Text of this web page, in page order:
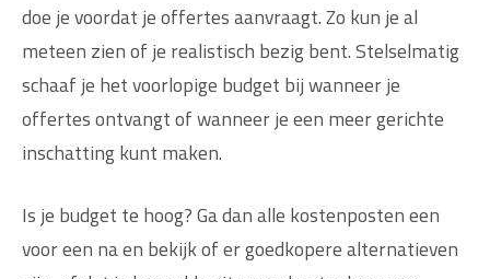
doe je voordat je offertes aanvraagt. Zo kun je al
meteen zien of je realistisch bezig bent. Stelselmatig
schaaf je het voorlopige budget bij wanneer je
offertes ontvangt of wanneer je een meer gerichte
inschatting kunt maken.
Is je budget te hoog? Ga dan alle kostenposten een
voor een na en bekijk of er goedkopere alternatieven